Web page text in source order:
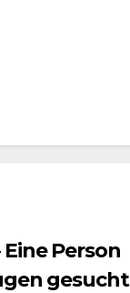
Person
gesucht